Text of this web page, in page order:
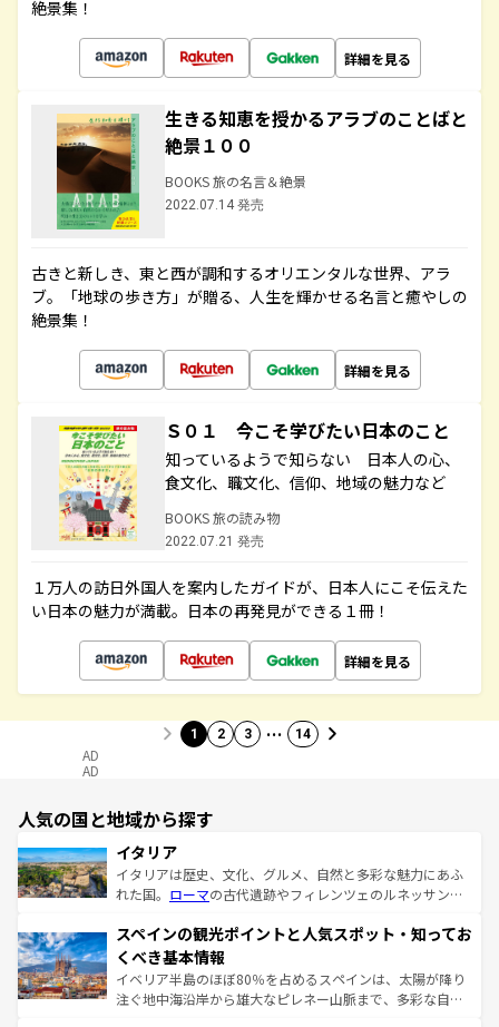
絶景集！
詳細を見る
生きる知恵を授かるアラブのことばと
絶景１００
BOOKS 旅の名言＆絶景
2022.07.14 発売
古きと新しき、東と西が調和するオリエンタルな世界、アラ
ブ。「地球の歩き方」が贈る、人生を輝かせる名言と癒やしの
絶景集！
詳細を見る
Ｓ０１ 今こそ学びたい日本のこと
知っているようで知らない 日本人の心、
食文化、職文化、信仰、地域の魅力など
BOOKS 旅の読み物
2022.07.21 発売
１万人の訪日外国人を案内したガイドが、日本人にこそ伝えた
い日本の魅力が満載。日本の再発見ができる１冊！
詳細を見る
1 2 3 … 14
AD
AD
人気の国と地域から探す
イタリア
イタリアは歴史、文化、グルメ、自然と多彩な魅力にあふ
れた国。 ローマの古代遺跡やフィレンツェのルネッサンス
ろん、トスカーナの美しい田園風景やアマルフィ海岸の絶
景など、自然景観も見逃せない。観光の合間には、本場の
ピザやパスタなど、絶品のイタリア料理を堪能することも
できる。朝目覚めてから夜眠るまで、すべての瞬間を楽し
スペインの観光ポイントと人気スポット・知ってお
くべき基本情報
イベリア半島のほぼ80％を占めるスペインは、太陽が降り
注ぐ地中海沿岸から雄大なピレネー山脈まで、多彩な自然